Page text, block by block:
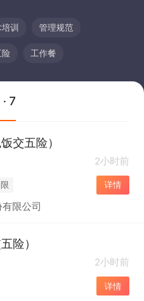
训 管理规范
险 工作餐
7
交五险）
2小时前
详情
限公司
险）
2小时前
详情